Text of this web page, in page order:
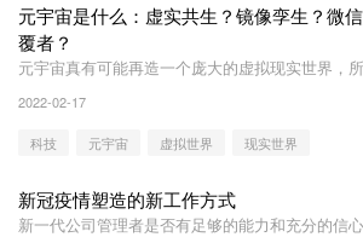
元宇宙是什么：虚实共生？镜像孪生？微
覆者？
元宇宙真有可能再造一个庞大的虚拟现实世界，
实世界的人在元宇宙里都有一个网络分身，将来
会有多个身份，在实体世界的物理身份，以及在
界的数字身份。
2022-02-17
科技 元宇宙 虚拟世界 现实世界
新冠疫情塑造的新工作方式
新一代公司管理者是否有足够的能力和充分的信